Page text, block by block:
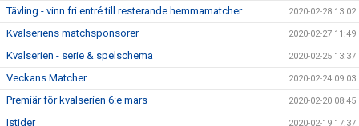
Tävling - vinn fri entré till resterande hemmamatcher 2020-02-28 13:02
Kvalseriens matchsponsorer 2020-02-27 11:49
Kvalserien - serie & spelschema 2020-02-25 13:37
Veckans Matcher 2020-02-24 09:03
Premiär för kvalserien 6:e mars 2020-02-20 08:45
Istider 2020-02-19 17:37